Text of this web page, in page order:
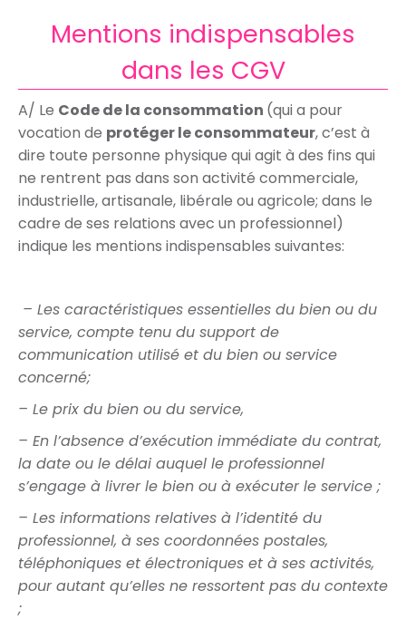
Mentions indispensables
dans les CGV
A/ Le Code de la consommation (qui a pour
vocation de protéger le consommateur, c’est à
dire toute personne physique qui agit à des fins qui
ne rentrent pas dans son activité commerciale,
industrielle, artisanale, libérale ou agricole; dans le
cadre de ses relations avec un professionnel)
indique les mentions indispensables suivantes:
– Les caractéristiques essentielles du bien ou du
service, compte tenu du support de
communication utilisé et du bien ou service
concerné;
– Le prix du bien ou du service,
– En l’absence d’exécution immédiate du contrat,
la date ou le délai auquel le professionnel
s’engage à livrer le bien ou à exécuter le service ;
– Les informations relatives à l’identité du
professionnel, à ses coordonnées postales,
téléphoniques et électroniques et à ses activités,
pour autant qu’elles ne ressortent pas du contexte
;